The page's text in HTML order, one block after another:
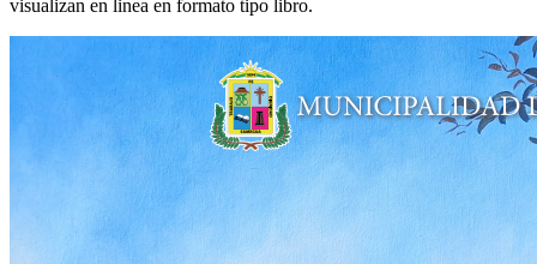
visualizan en linea en formato tipo libro.